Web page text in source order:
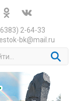
2-64-33
bk@mail.ru